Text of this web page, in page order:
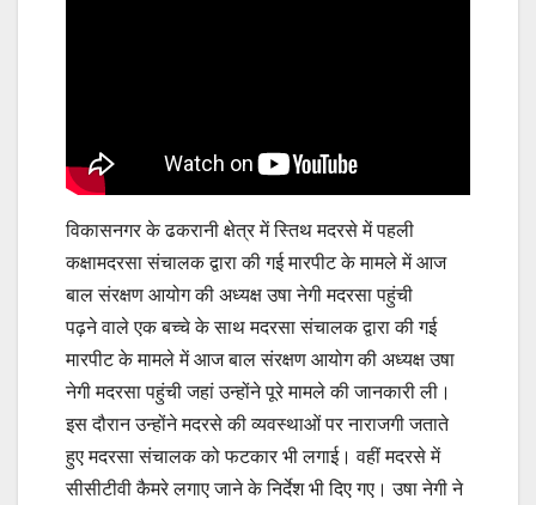
विकासनगर के ढकरानी क्षेत्र में स्तिथ मदरसे में पहली
कक्षामदरसा संचालक द्वारा की गई मारपीट के मामले में आज
बाल संरक्षण आयोग की अध्यक्ष उषा नेगी मदरसा पहुंची
पढ़ने वाले एक बच्चे के साथ मदरसा संचालक द्वारा की गई
मारपीट के मामले में आज बाल संरक्षण आयोग की अध्यक्ष उषा
नेगी मदरसा पहुंची जहां उन्होंने पूरे मामले की जानकारी ली।
इस दौरान उन्होंने मदरसे की व्यवस्थाओं पर नाराजगी जताते
हुए मदरसा संचालक को फटकार भी लगाई। वहीं मदरसे में
सीसीटीवी कैमरे लगाए जाने के निर्देश भी दिए गए। उषा नेगी ने